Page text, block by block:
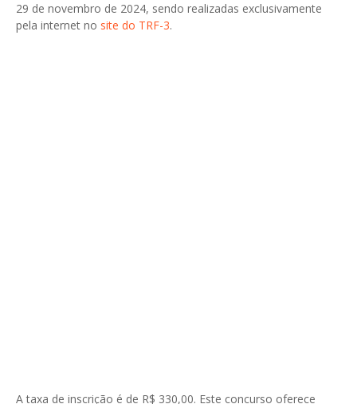
29 de novembro de 2024, sendo realizadas exclusivamente
pela internet no site do TRF-3.
A taxa de inscrição é de R$ 330,00. Este concurso oferece